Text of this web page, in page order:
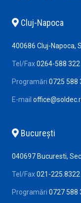
Cluj-Napoca
400686 Cluj-Napoca,
Tel/Fax0264-588 322
Programări 0725 588
E-mail
Bucureşti
040697 Bucuresti,
Tel/Fax021-225.8322
Programări 0727 588